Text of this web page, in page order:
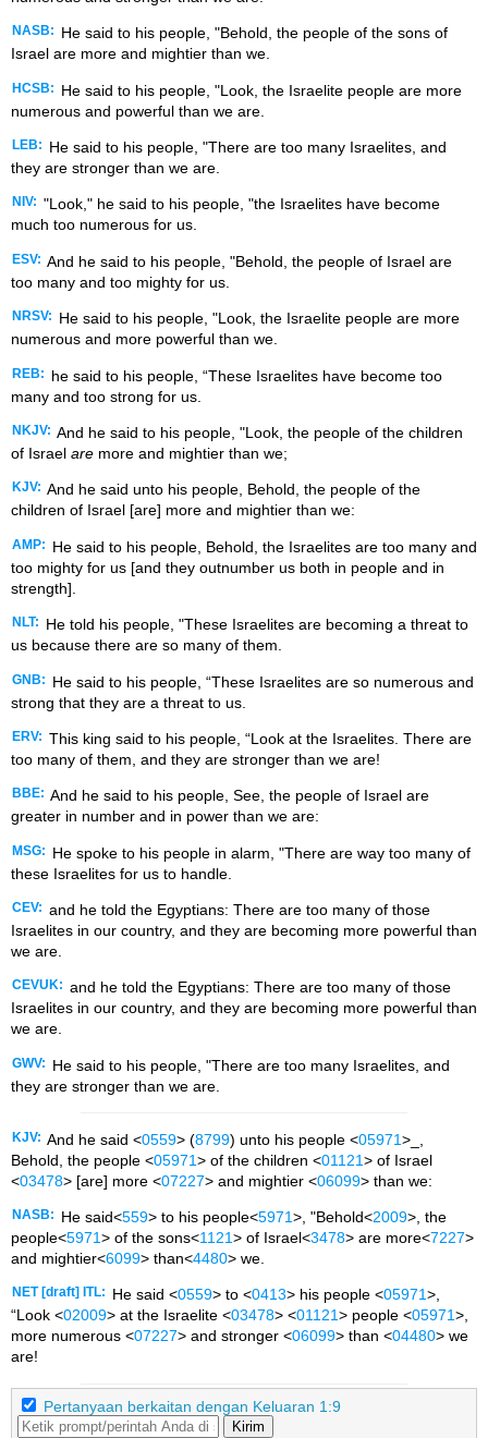
NASB:
He said to his people, "Behold, the people of the sons of
Israel are more and mightier than we.
HCSB:
He said to his people, "Look, the Israelite people are more
numerous and powerful than we are.
LEB:
He said to his people, "There are too many Israelites, and
they are stronger than we are.
NIV: "Look," he said to his people, "the Israelites have become
much too numerous for us.
ESV: And he said to his people, "Behold, the people of Israel are
too many and too mighty for us.
NRSV:
He said to his people, "Look, the Israelite people are more
numerous and more powerful than we.
REB:
he said to his people, “These Israelites have become too
many and too strong for us.
NKJV: And he said to his people, "Look, the people of the children
of Israel are more and mightier than we;
KJV: And he said unto his people, Behold, the people of the
children of Israel [are] more and mightier than we:
AMP:
He said to his people, Behold, the Israelites are too many and
too mighty for us [and they outnumber us both in people and in
strength].
NLT:
He told his people, "These Israelites are becoming a threat to
us because there are so many of them.
GNB:
He said to his people, “These Israelites are so numerous and
strong that they are a threat to us.
ERV: This king said to his people, “Look at the Israelites. There are
too many of them, and they are stronger than we are!
BBE: And he said to his people, See, the people of Israel are
greater in number and in power than we are:
MSG:
He spoke to his people in alarm, "There are way too many of
these Israelites for us to handle.
CEV: and he told the Egyptians: There are too many of those
Israelites in our country, and they are becoming more powerful than
we are.
CEVUK: and he told the Egyptians: There are too many of those
Israelites in our country, and they are becoming more powerful than
we are.
GWV:
He said to his people, "There are too many Israelites, and
they are stronger than we are.
KJV: And he said <0559> (8799) unto his people <05971>_,
Behold, the people <05971> of the children <01121> of Israel
<03478> [are] more <07227> and mightier <06099> than we:
NASB: He said<559> to his people<5971>, "Behold<2009>, the
people<5971> of the sons<1121> of Israel<3478> are more<7227>
and mightier<6099> than<4480> we.
NET [draft] ITL: He said <0559> to <0413> his people <05971>,
“Look <02009> at the Israelite <03478> <01121> people <05971>,
more numerous <07227> and stronger <06099> than <04480> we
are!
Pertanyaan berkaitan dengan Keluaran 1:9
Kirim